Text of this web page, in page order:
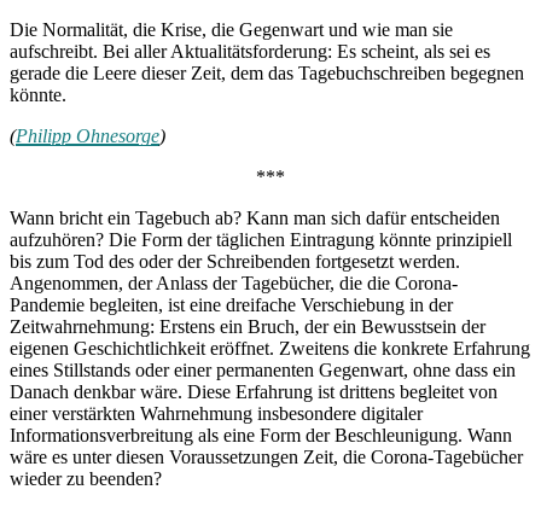
Die Normalität, die Krise, die Gegenwart und wie man sie
aufschreibt. Bei aller Aktualitätsforderung: Es scheint, als sei es
gerade die Leere dieser Zeit, dem das Tagebuchschreiben begegnen
könnte.
(Philipp Ohnesorge)
***
Wann bricht ein Tagebuch ab? Kann man sich dafür entscheiden
aufzuhören? Die Form der täglichen Eintragung könnte prinzipiell
bis zum Tod des oder der Schreibenden fortgesetzt werden.
Angenommen, der Anlass der Tagebücher, die die Corona-
Pandemie begleiten, ist eine dreifache Verschiebung in der
Zeitwahrnehmung: Erstens ein Bruch, der ein Bewusstsein der
eigenen Geschichtlichkeit eröffnet. Zweitens die konkrete Erfahrung
eines Stillstands oder einer permanenten Gegenwart, ohne dass ein
Danach denkbar wäre. Diese Erfahrung ist drittens begleitet von
einer verstärkten Wahrnehmung insbesondere digitaler
Informationsverbreitung als eine Form der Beschleunigung. Wann
wäre es unter diesen Voraussetzungen Zeit, die Corona-Tagebücher
wieder zu beenden?